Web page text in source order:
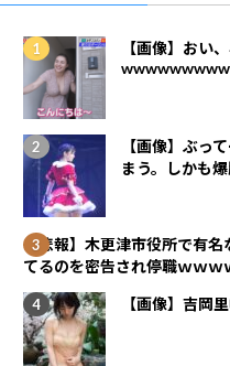
【画像】おい
【画像】ぶっ
まう。しかも
【悲報】木更津市役所で有
てるのを密告され停職ｗｗｗ
【画像】吉岡